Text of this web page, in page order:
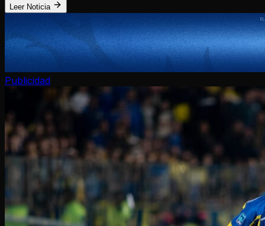
Leer Noticia
Publicidad